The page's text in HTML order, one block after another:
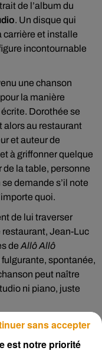
de l’album du
. Un disque qui
carrière et installe
incontournable
une chanson
la manière
Dorothée se
alors au restaurant
et auteur de
à griffonner quelque
de la table, personne
demande s’il note
quoi.
de lui traverser
restaurant, Jean-Luc
de Allô Allô
spontanée,
peut naître
ni piano, juste
son temps. Les
les foyers, la
et Dorothée capte
est notre priorité
sans accepter